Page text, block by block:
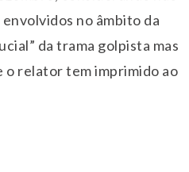
no âmbito da
da trama golpista mas
o relator tem imprimido ao